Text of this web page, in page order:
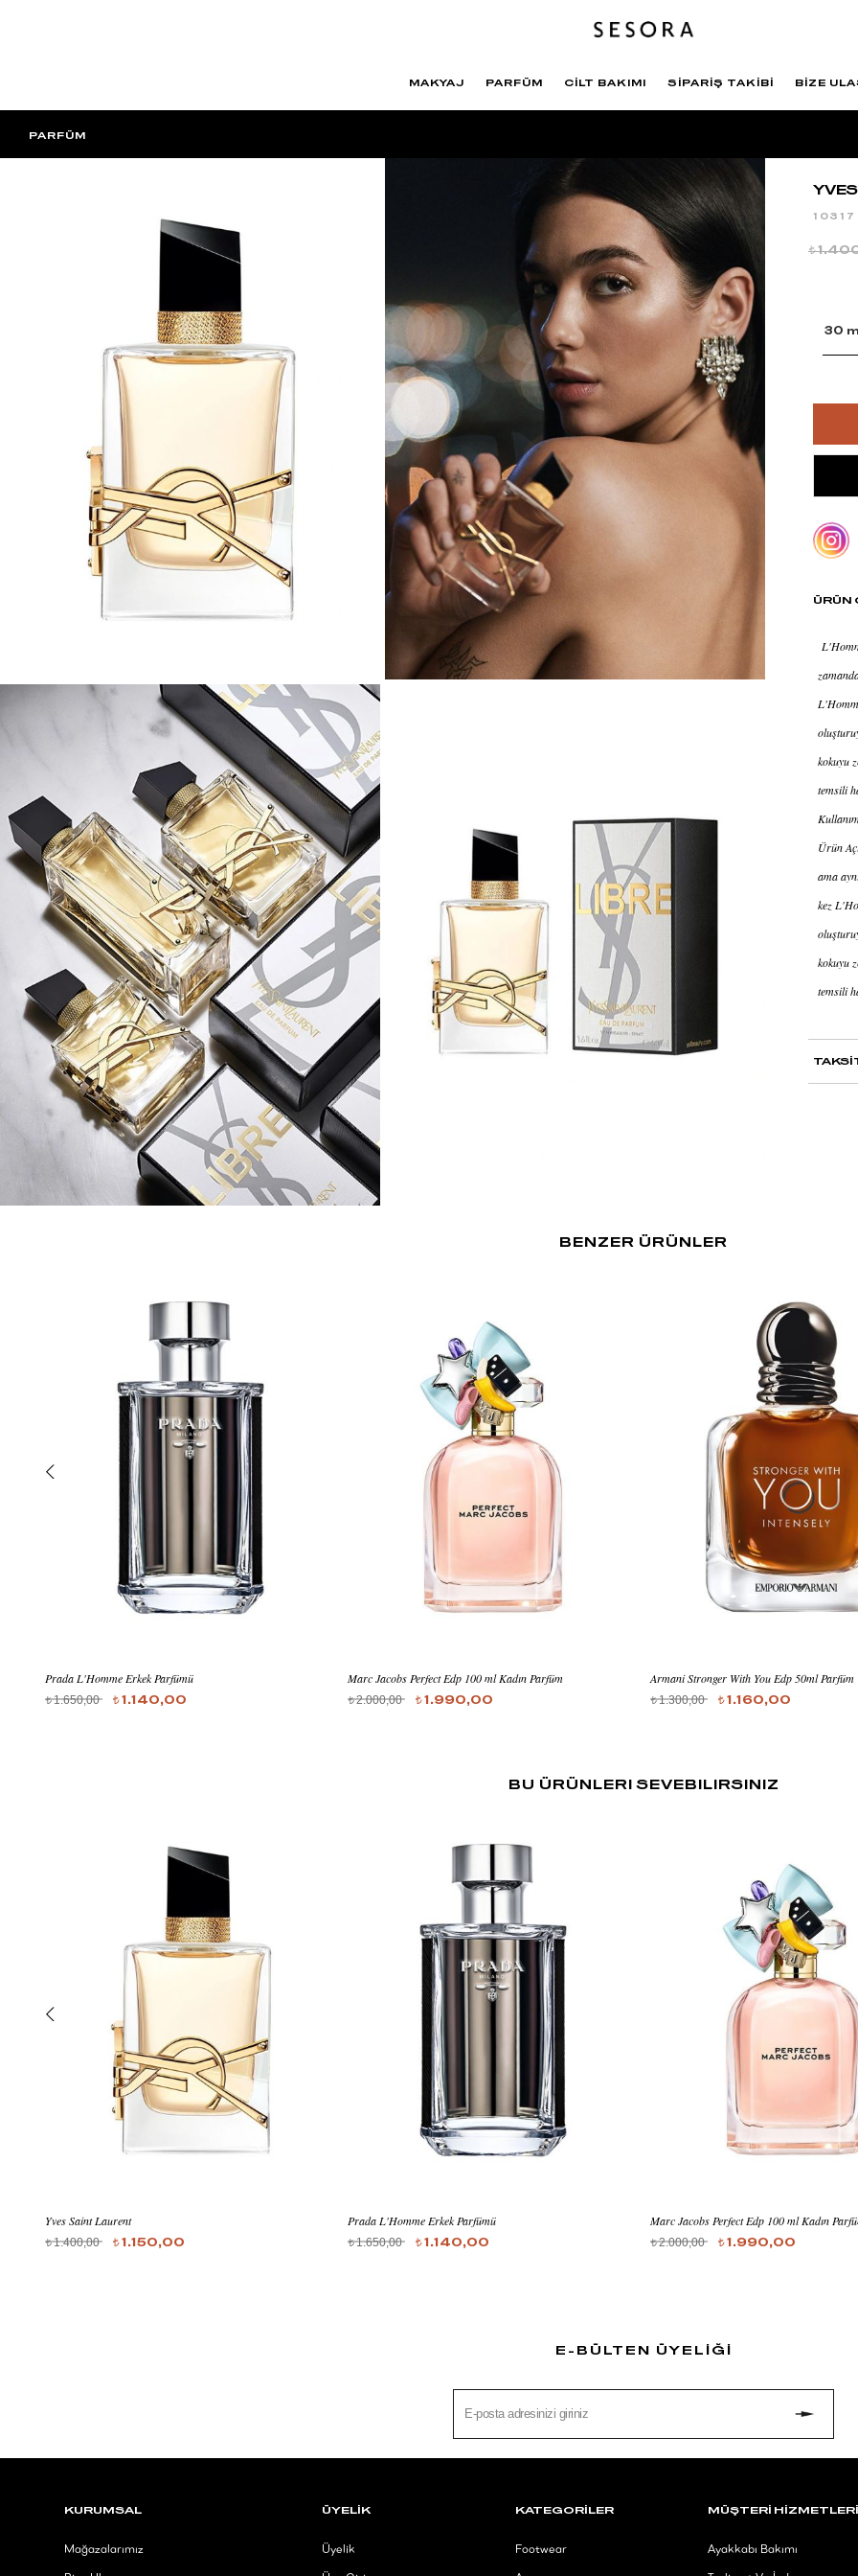
MAKYAJ PARFÜM CİLT BAKIMI SİPARİŞ TAKİBİ BİZE
PARFÜM
10317
t
30 ml
ÜRÜN
kokuyu
temsili
Ürün
ama
kez
kokuyu
temsili
BENZER ÜRÜNLER
Prada L'Homme Erkek Parfümü
t1.650,00 t1.140,00
Marc Jacobs Perfect Edp 100 ml Kadın Parfüm
t2.000,00 t1.990,00
Armani Stronger With You Edp 50ml Parfüm
t1.300,00 t1.160,00
BU ÜRÜNLERI SEVEBILIRSINIZ
Yves Saint Laurent
t1.400,00 t1.150,00
Prada L'Homme Erkek Parfümü
t1.650,00 t1.140,00
Marc Jacobs Perfect Edp 100 ml Kadın
t2.000,00 t1.990,00
E-BÜLTEN ÜYELİĞİ
KURUMSAL
Mağazalarımız
ÜYELİK
Üyelik
KATEGORİLER
Footwear
MÜŞTERİ HİZMETLERİ
Ayakkabı Bakımı